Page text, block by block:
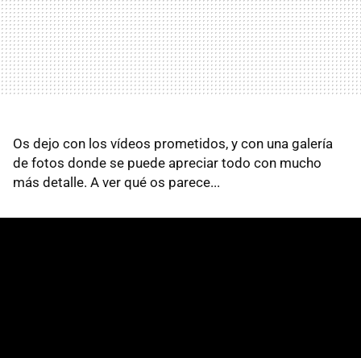
Os dejo con los vídeos prometidos, y con una galería
de fotos donde se puede apreciar todo con mucho
más detalle. A ver qué os parece...